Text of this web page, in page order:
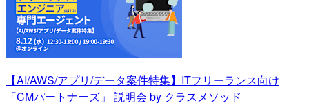
【AI/AWS/アプリ/データ案件特集】ITフリーランス向け
「CMパートナーズ」 説明会 by クラスメソッド